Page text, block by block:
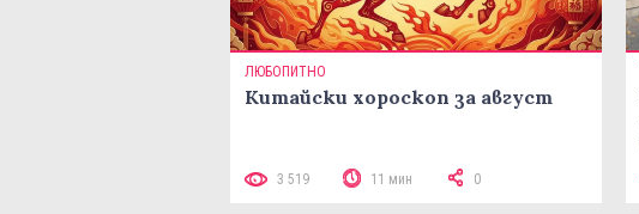
ЛЮБОПИТНО
Китайски хороскоп за август
3 519 11 мин 0